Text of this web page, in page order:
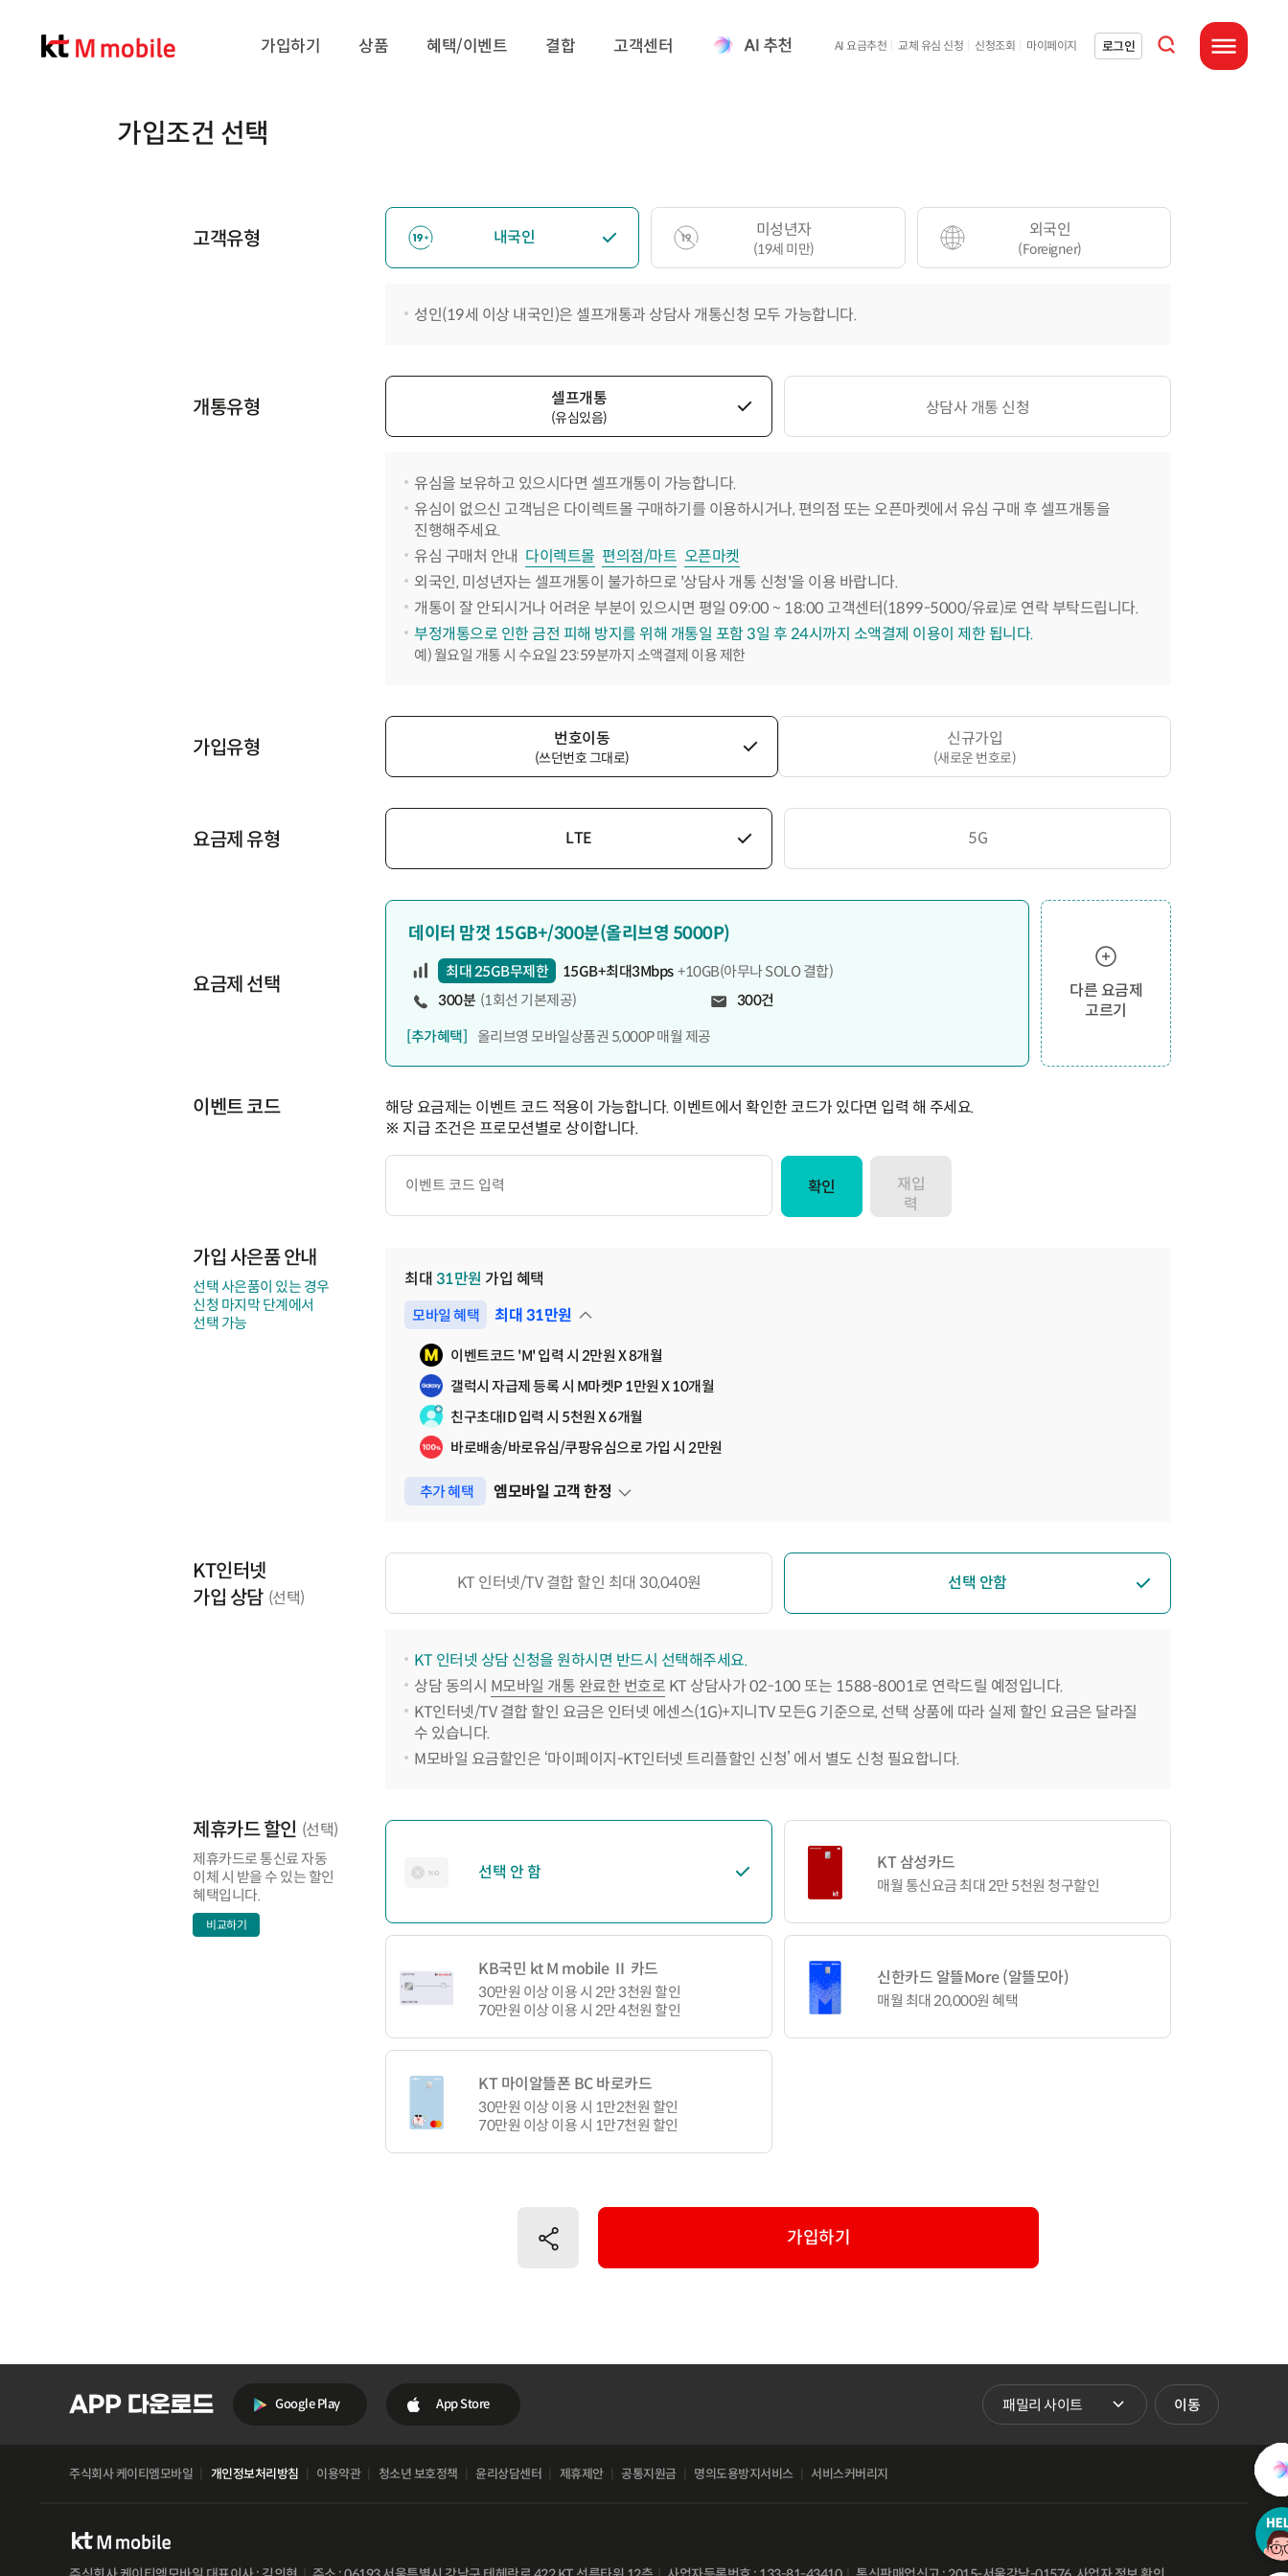
가입하기 상품 혜택/이벤트 결합 고객센터 AI 요금추천 교체 유심 신청 신청조회 마이페이지 로그인
통합검색 열기
전체메뉴 열기
가입조건 선택
고객유형 내국인 미성년자
(19세 미만)
외국인
(Foreigner)
성인(19세 이상 내국인)은 셀프개통과 상담사 개통신청 모두 가능합니다.
개통유형 셀프개통
(유심있음) 상담사 개통 신청
유심을 보유하고 있으시다면 셀프개통이 가능합니다.
유심이 없으신 고객님은 다이렉트몰 구매하기를 이용하시거나, 편의점 또는 오픈마켓에서 유심 구매 후 셀프개통을
진행해주세요.
유심 구매처 안내 다이렉트몰 편의점/마트 오픈마켓
외국인, 미성년자는 셀프개통이 불가하므로 '상담사 개통 신청'을 이용 바랍니다.
개통이 잘 안되시거나 어려운 부분이 있으시면 평일 09:00 ~ 18:00 고객센터(1899-5000/유료)로 연락 부탁드립니다.
부정개통으로 인한 금전 피해 방지를 위해 개통일 포함 3일 후 24시까지 소액결제 이용이 제한 됩니다.
예) 월요일 개통 시 수요일 23:59분까지 소액결제 이용 제한
가입유형 번호이동
(쓰던번호 그대로)
신규가입
(새로운 번호로)
요금제 유형 LTE 5G
요금제 선택
데이터 맘껏 15GB+/300분(올리브영 5000P)
최대 25GB무제한 15GB+최대3Mbps +10GB(아무나 SOLO 결합)
300분 (1회선 기본제공)
300건
[추가혜택]
올리브영 모바일상품권 5,000P 매월 제공
다른 요금제
고르기
이벤트 코드
해당 요금제는 이벤트 코드 적용이 가능합니다. 이벤트에서 확인한 코드가 있다면 입력 해 주세요.
※ 지급 조건은 프로모션별로 상이합니다.
이
확인
재입
력
가입 사은품 안내
선택 사은품이 있는 경우
신청 마지막 단계에서
선택 가능
최대 31만원 가입 혜택
모바일 혜택 최대 31만원
펼쳐보기
이벤트코드 'M' 입력 시 2만원 X 8개월
갤럭시 자급제 등록 시 M마켓P 1만원 X 10개월
친구초대ID 입력 시 5천원 X 6개월
바로배송/바로유심/쿠팡유심으로 가입 시 2만원
추가 혜택 엠모바일 고객 한정
펼쳐보기
KT인터넷
가입 상담 (선택)
KT 인터넷/TV 결합 할인 최대 30,040원 선택 안함
KT 인터넷 상담 신청을 원하시면 반드시 선택해주세요.
상담 동의시 M모바일 개통 완료한 번호로 KT 상담사가 02-100 또는 1588-8001로 연락드릴 예정입니다.
KT인터넷/TV 결합 할인 요금은 인터넷 에센스(1G)+지니TV 모든G 기준으로, 선택 상품에 따라 실제 할인 요금은 달라질
수 있습니다.
M모바일 요금할인은 ‘마이페이지-KT인터넷 트리플할인 신청’ 에서 별도 신청 필요합니다.
제휴카드 할인 (선택)
제휴카드로 통신료 자동
이체 시 받을 수 있는 할인
혜택입니다.
비교하기
선택 안 함 KT 삼성카드
매월 통신요금 최대 2만 5천원 청구할인
KB국민 kt M mobile Ⅱ 카드
30만원 이상 이용 시 2만 3천원 할인
70만원 이상 이용 시 2만 4천원 할인
신한카드 알뜰More (알뜰모아)
매월 최대 20,000원 혜택
KT 마이알뜰폰 BC 바로카드
30만원 이상 이용 시 1만2천원 할인
70만원 이상 이용 시 1만7천원 할인
공유하기 가입하기
Google Play App Store 패밀리 사이트 바로가기
이동
주식회사 케이티엠모바일 개인정보처리방침 이용약관 청소년 보호정책 윤리상담센터 제휴제안 공통지원금 명의도용방지서비스 서비스커버리지